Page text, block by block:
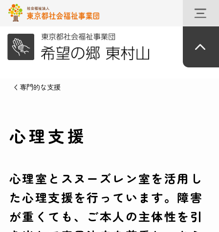
専門的な支援
心理支援
心理室とスヌーズレン室を活用し
た心理支援を行っています。障害
が重くても、ご本人の主体性を引